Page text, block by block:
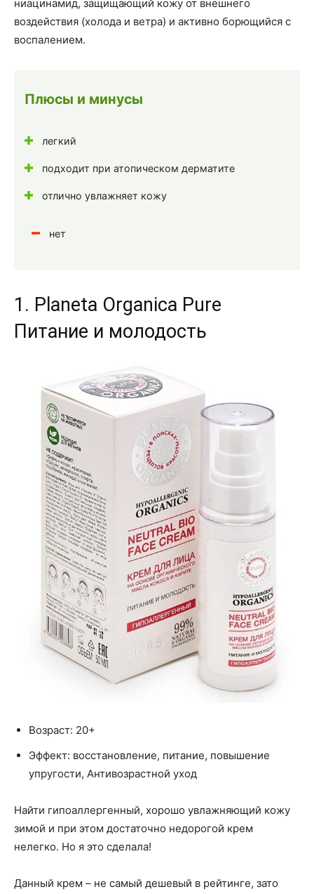
ниацинамид, защищающий кожу от внешнего
воздействия (холода и ветра) и активно борющийся с
воспалением.
Плюсы и минусы
легкий
подходит при атопическом дерматите
отлично увлажняет кожу
нет
1. Planeta Organica Pure
Питание и молодость
Возраст: 20+
Эффект: восстановление, питание, повышение
упругости, Антивозрастной уход
Найти гипоаллергенный, хорошо увлажняющий кожу
зимой и при этом достаточно недорогой крем
нелегко. Но я это сделала!
Данный крем – не самый дешевый в рейтинге, зато